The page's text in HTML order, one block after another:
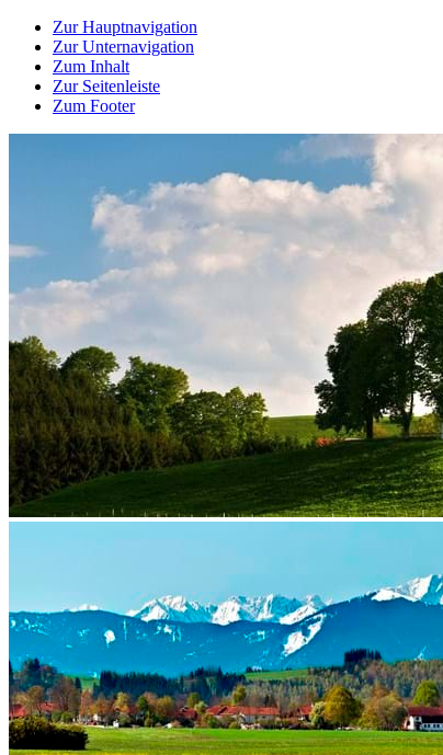
Zur Hauptnavigation
Zur Unternavigation
Zum Inhalt
Zur Seitenleiste
Zum Footer